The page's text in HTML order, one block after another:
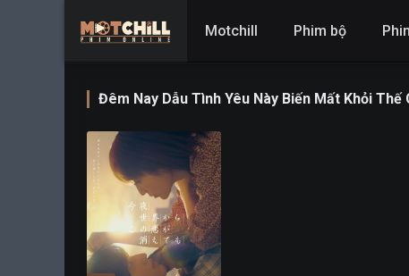
Motchill Phim bộ
Đêm Nay Dẫu Tình Yêu Này Biến Mất Khỏi Thế